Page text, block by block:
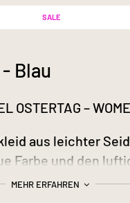
SALE
Blau
OSTERTAG –
aus leichter
Farbe und den
Schnitt.
MEHR ERFAHREN